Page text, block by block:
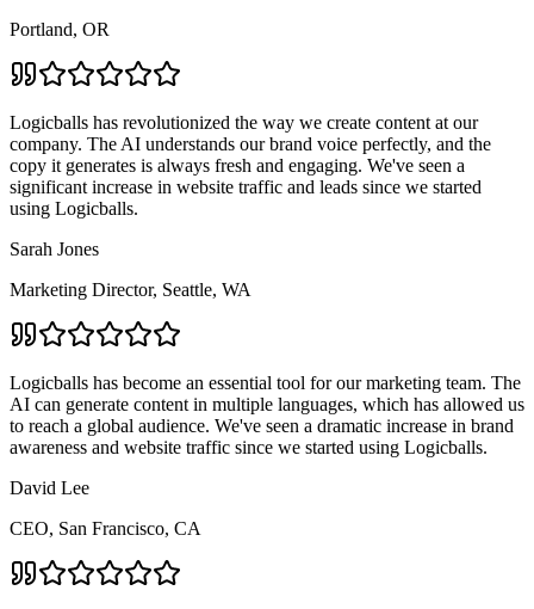
Portland, OR
Logicballs has revolutionized the way we create content at our
company. The AI understands our brand voice perfectly, and the
copy it generates is always fresh and engaging. We've seen a
significant increase in website traffic and leads since we started
using Logicballs.
Sarah Jones
Marketing Director, Seattle, WA
Logicballs has become an essential tool for our marketing team. The
AI can generate content in multiple languages, which has allowed us
to reach a global audience. We've seen a dramatic increase in brand
awareness and website traffic since we started using Logicballs.
David Lee
CEO, San Francisco, CA